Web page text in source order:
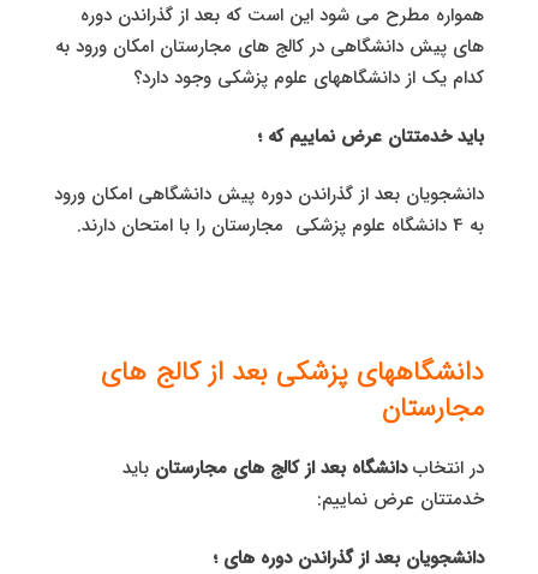
همواره مطرح می شود این است که بعد از گذراندن دوره
های پیش دانشگاهی در کالج های مجارستان امکان ورود به
کدام یک از دانشگاههای علوم پزشکی وجود دارد؟
باید خدمتتان عرض نماییم که ؛
دانشجویان بعد از گذراندن دوره پیش دانشگاهی امکان ورود
به 4 دانشگاه علوم پزشکی مجارستان را با امتحان دارند.
دانشگاههای پزشکی بعد از کالج های
مجارستان
در انتخابدانشگاه بعد از کالج های مجارستان باید
خدمتتان عرض نماییم:
دانشجویان بعد از گذراندن دوره های ؛